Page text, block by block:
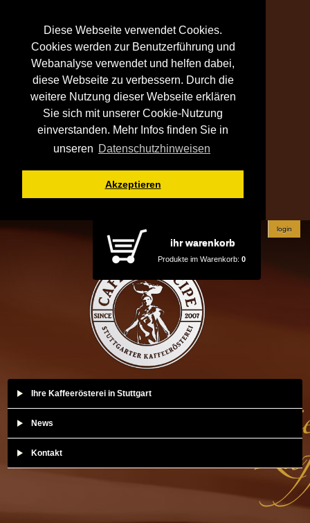
Diese Webseite verwendet Cookies.
Cookies werden zur Benutzerführung und
Webanalyse verwendet und helfen dabei,
diese Webseite zu verbessern. Durch die
weitere Nutzung dieser Webseite erklären
Sie sich mit unserer Cookie-Nutzung
einverstanden. Mehr Infos finden Sie in
unseren Datenschutzhinweisen
Akzeptieren
ihr warenkorb
Produkte im Warenkorb: 0
login
Ihre Kaffeerösterei in Stuttgart
News
Kontakt